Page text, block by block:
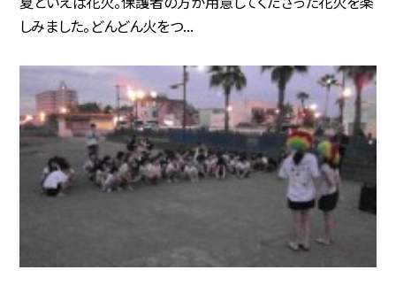
しみました。どんどん火をつ...